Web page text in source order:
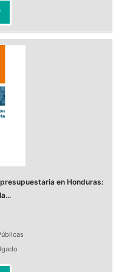
en Honduras: